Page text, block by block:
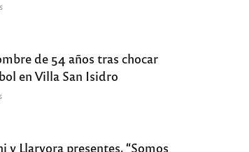
de 54 años tras chocar
en Villa San Isidro
y Llaryora presentes, “Somos